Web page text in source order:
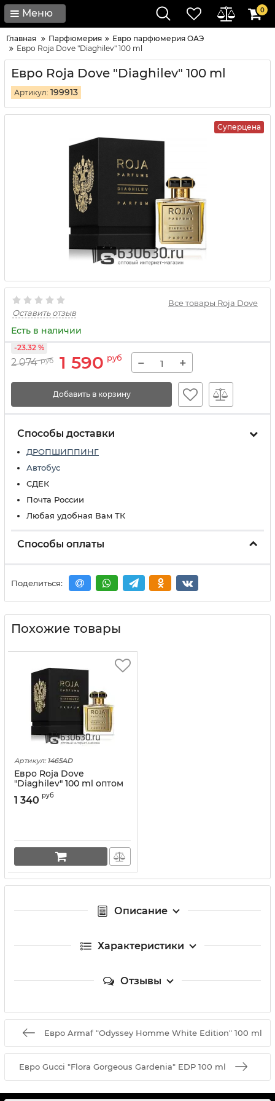
Меню 0
Главная Парфюмерия
Евро парфюмерия ОАЭ
Евро Roja Dove "Diaghilev" 100 ml
Евро Roja Dove "Diaghilev" 100 ml
Артикул: 199913
Суперцена
Все товары Roja Dove
Оставить отзыв
Есть в наличии
2 074 руб 1 590 руб
-23.32 %
− +
Добавить в корзину
Способы доставки
ДРОПШИППИНГ
Автобус
СДЕК
Почта России
Любая удобная Вам ТК
Способы оплаты
Поделиться:
Похожие товары
Артикул: 1465AD
Евро Roja Dove
"Diaghilev" 100 ml оптом
1 340 руб
Описание
Характеристики
Отзывы
Евро Armaf "Odyssey Homme White Edition" 100 ml
Евро Gucci "Flora Gorgeous Gardenia" EDP 100 ml